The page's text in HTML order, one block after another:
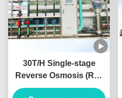
30T/H Single-stage
Reverse Osmosis (RO)
Pure Water System For